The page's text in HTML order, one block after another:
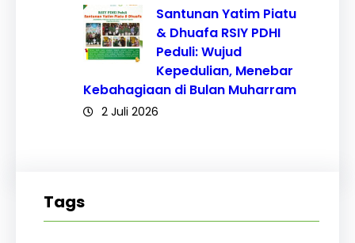
Santunan Yatim Piatu
& Dhuafa RSIY PDHI
Peduli: Wujud
Kepedulian, Menebar
Kebahagiaan di Bulan Muharram
2 Juli 2026
Tags